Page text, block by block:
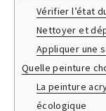
Vérifier l’état
Nettoyer et
Appliquer une
Quelle peinture
La peinture
écologique